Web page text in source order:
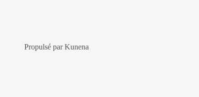
Propulsé parKunena